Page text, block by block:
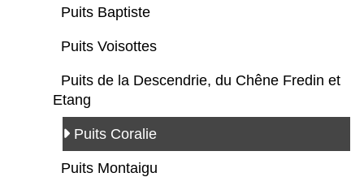
Puits Baptiste
Puits Voisottes
Puits de la Descendrie, du Chêne Fredin et
Etang
Puits Coralie
Puits Montaigu